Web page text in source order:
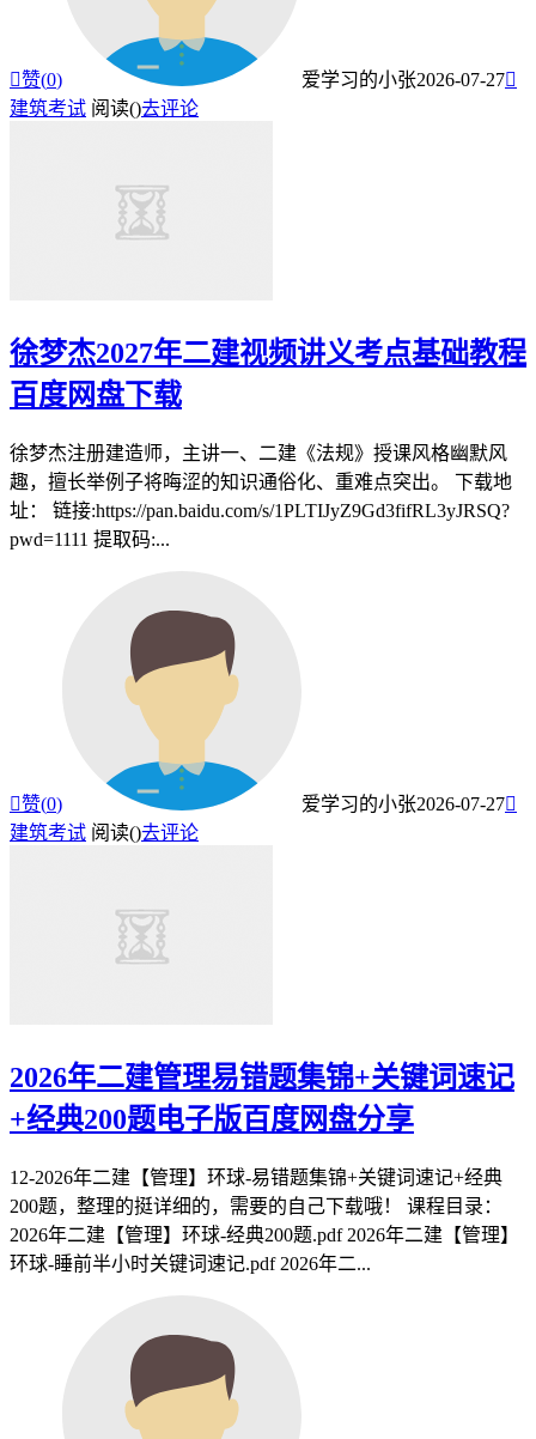
赞(0) 爱学习的小张2026-07-27
建筑考试 阅读()去评论
徐梦杰2027年二建视频讲义考点基础教程
百度网盘下载
徐梦杰注册建造师，主讲一、二建《法规》授课风格幽默风
趣，擅长举例子将晦涩的知识通俗化、重难点突出。 下载地
址： 链接:https://pan.baidu.com/s/1PLTIJyZ9Gd3fifRL3yJRSQ?
pwd=1111 提取码:...
赞(0) 爱学习的小张2026-07-27
建筑考试 阅读()去评论
2026年二建管理易错题集锦+关键词速记
+经典200题电子版百度网盘分享
12-2026年二建【管理】环球-易错题集锦+关键词速记+经典
200题，整理的挺详细的，需要的自己下载哦！ 课程目录：
2026年二建【管理】环球-经典200题.pdf 2026年二建【管理】
环球-睡前半小时关键词速记.pdf 2026年二...